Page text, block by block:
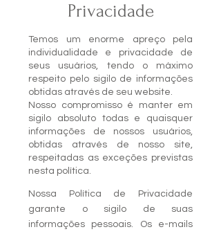
Privacidade
Temos um enorme apreço pela
individualidade e privacidade de
seus usuários, tendo o máximo
respeito pelo sigilo de informações
obtidas através de seu website.
Nosso compromisso é manter em
sigilo absoluto todas e quaisquer
informações de nossos usuários,
obtidas através de nosso site,
respeitadas as exceções previstas
nesta política.
Nossa Política de Privacidade
garante o sigilo de suas
informações pessoais. Os e-mails